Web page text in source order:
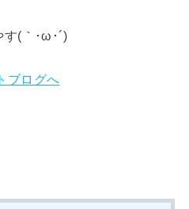
す(｀･ω･´)